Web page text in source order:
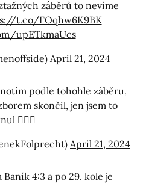
záběrů to nevíme
t.co/FOqhw6K9BK
upETkmaUcs
April 21, 2024
podle tohohle záběru,
skončil, jen jsem to
🤷🏼‍♂️
April 21, 2024
4:3 a po 29. kole je